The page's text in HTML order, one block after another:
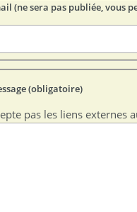
(ne sera pas publiée, vous
Texte de votre message (obligatoire)
pas les liens externes